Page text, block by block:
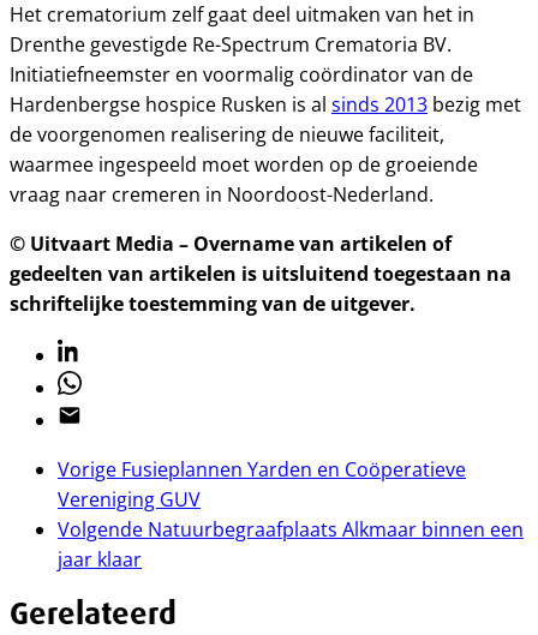
Het crematorium zelf gaat deel uitmaken van het in
Drenthe gevestigde Re-Spectrum Crematoria BV.
Initiatiefneemster en voormalig coördinator van de
Hardenbergse hospice Rusken is al sinds 2013 bezig met
de voorgenomen realisering de nieuwe faciliteit,
waarmee ingespeeld moet worden op de groeiende
vraag naar cremeren in Noordoost-Nederland.
© Uitvaart Media – Overname van artikelen of
gedeelten van artikelen is uitsluitend toegestaan na
schriftelijke toestemming van de uitgever.
Linkedin
Whatsapp
Email
Vorige Fusieplannen Yarden en Coöperatieve
Vereniging GUV
Volgende Natuurbegraafplaats Alkmaar binnen een
jaar klaar
Gerelateerd